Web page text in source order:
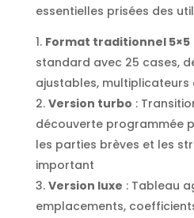
essentielles prisées des
Format traditionnel 5×5
standard avec 25 cases,
ajustables,
Version turbo :
découverte programmée
les parties brèves et les
important
Version luxe : Tableau
emplacements,